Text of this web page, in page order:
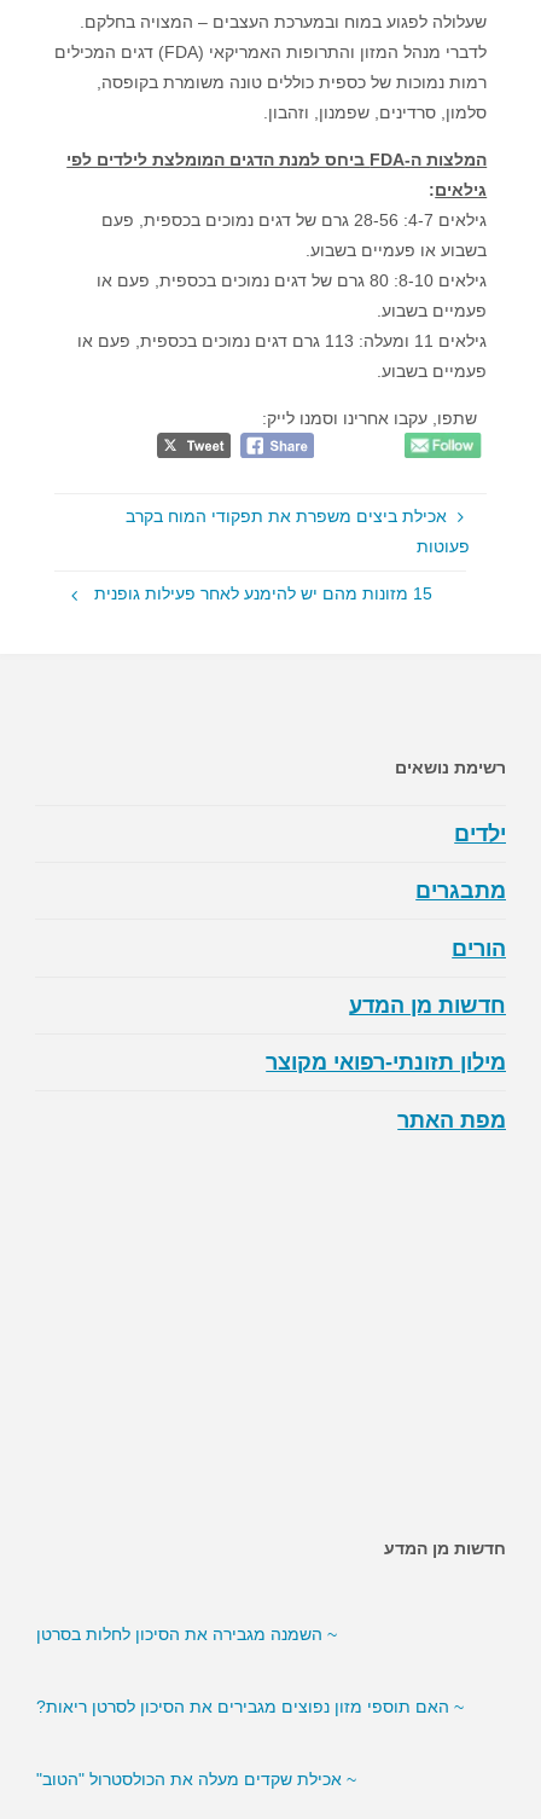
שעלולה לפגוע במוח ובמערכת העצבים – המצויה בחלקם.
לדברי מנהל המזון והתרופות האמריקאי (FDA) דגים המכילים
רמות נמוכות של כספית כוללים טונה משומרת בקופסה,
סלמון, סרדינים, שפמנון, וזהבון.
המלצות ה-FDA ביחס למנת הדגים המומלצת לילדים לפי
גילאים:
גילאים 4-7: 28-56 גרם של דגים נמוכים בכספית, פעם
בשבוע או פעמיים בשבוע.
גילאים 8-10: 80 גרם של דגים נמוכים בכספית, פעם או
פעמיים בשבוע.
גילאים 11 ומעלה: 113 גרם דגים נמוכים בכספית, פעם או
פעמיים בשבוע.
שתפו, עקבו אחרינו וסמנו לייק:
אכילת ביצים משפרת את תפקודי המוח בקרב
פעוטות
15 מזונות מהם יש להימנע לאחר פעילות גופנית
רשימת נושאים
ילדים
מתבגרים
הורים
חדשות מן המדע
מילון תזונתי-רפואי מקוצר
מפת האתר
חדשות מן המדע
~ האם ממתיקים מלאכותיים מגבירים את הסיכון לסוכרת?
~ השמנה מגבירה את הסיכון לחלות בסרטן
~ האם תוספי מזון נפוצים מגבירים את הסיכון לסרטן ריאות?
~ אכילת שקדים מעלה את הכולסטרול "הטוב"